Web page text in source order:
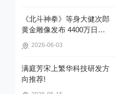
《北斗神拳》等身大健次郎
黄金雕像发布 4400万日元
2026-06-03
满庭芳宋上繁华科技研发方
向推荐!